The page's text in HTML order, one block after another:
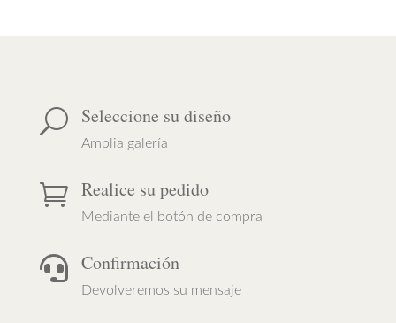
U Seleccione su diseño
Amplia galería
 Realice su pedido
Mediante el botón de compra
 Confirmación
Devolveremos su mensaje